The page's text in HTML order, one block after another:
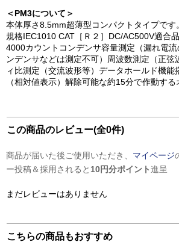
＜PM3について＞
本体厚さ8.5mm超薄型コンパクトタイプで
規格IEC1010 CAT［Ｒ２］DC/AC500V適合
4000カウントコンデンサ容量測定（漏れ電
ンデンサなどは測定不可）周波数測定（正弦
ィ比測定（交流波形等）データホールド機能
（相対値表示）解除可能な約15分で作動す
この商品のレビュー(全0件)
商品が届いた後ご使用いただき、 マイページ
ー投稿＆採用されると 10円分ポイント進呈
まだレビューはありません
こちらの商品もおすすめ